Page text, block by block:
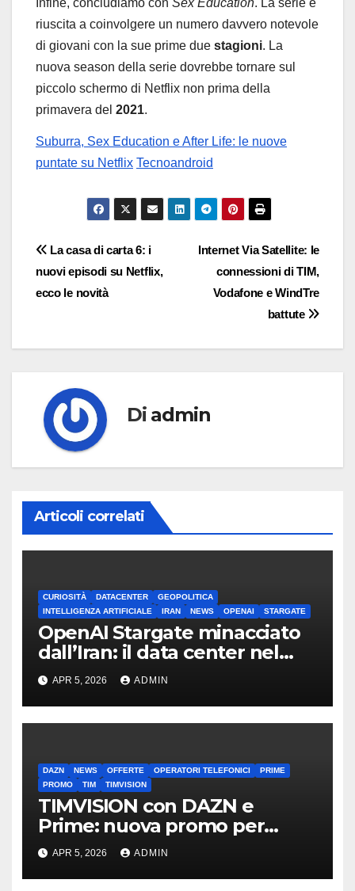
Infine, concludiamo con Sex Education. La serie è
riuscita a coinvolgere un numero davvero notevole
di giovani con la sue prime due stagioni. La
nuova season della serie dovrebbe tornare sul
piccolo schermo di Netflix non prima della
primavera del 2021.
Suburra, Sex Education e After Life: le nuove
puntate su Netflix Tecnoandroid
Navigazione
articoli
Internet Via Satellite: le
connessioni di TIM,
Vodafone e WindTre
battute
La casa di carta 6: i
nuovi episodi su Netflix,
ecco le novità
Di admin
Articoli correlati
CURIOSITÀ DATACENTER
GEOPOLITICA
INTELLIGENZA ARTIFICIALE
IRAN NEWS OPENAI STARGATE
OpenAI Stargate minacciato
dall’Iran: il data center nel
mirino
APR 5, 2026 ADMIN
DAZN NEWS OFFERTE OPERATORI TELEFONICI
PRIME
PROMO
TIM TIMVISION
TIMVISION con DAZN e
Prime: nuova promo per
clienti TIM
APR 5, 2026 ADMIN